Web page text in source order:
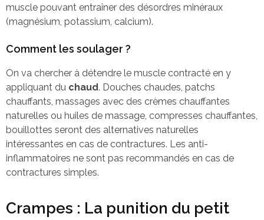
muscle pouvant entraîner des désordres minéraux
(magnésium, potassium, calcium).
Comment les soulager ?
On va chercher à détendre le muscle contracté en y
appliquant du chaud. Douches chaudes, patchs
chauffants, massages avec des crèmes chauffantes
naturelles ou huiles de massage, compresses chauffantes,
bouillottes seront des alternatives naturelles
intéressantes en cas de contractures. Les anti-
inflammatoires ne sont pas recommandés en cas de
contractures simples.
Crampes : La punition du petit